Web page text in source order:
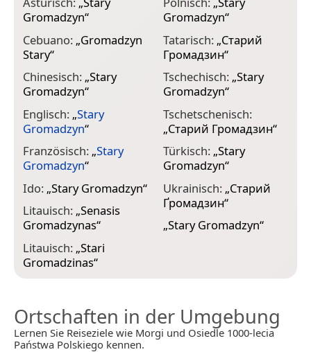
Gromadzyn“
Cebuano: „Gromadzyn
Stary“
Chinesisch: „Stary
Gromadzyn“
Englisch: „Stary
Gromadzyn“
Französisch: „Stary
Gromadzyn“
Ido: „Stary Gromadzyn“
Litauisch: „Senasis
Gromadzynas“
Litauisch: „Stari
Gromadzinas“
Gromadzyn“
Tatarisch: „Старий
Громадзин“
Tschechisch: „Stary
Gromadzyn“
Tschetschenisch:
„Старий Громадзин“
Türkisch: „Stary
Gromadzyn“
Ukrainisch: „Старий
Ґромадзин“
„Stary Gromadzyn“
Ortschaften in der Umgebung
Lernen Sie Reiseziele wie Morgi und Osiedle 1000-lecia
Państwa Polskiego kennen.